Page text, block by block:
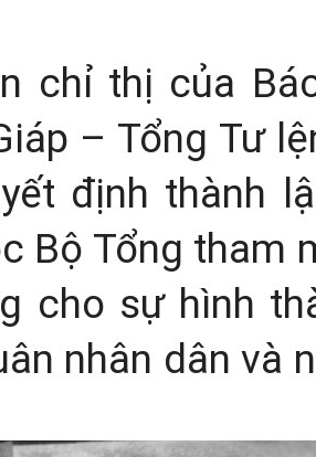
chỉ thị của
– Tổng Tư
định thành
Bộ Tổng tham
cho sự hình
nhân dân và